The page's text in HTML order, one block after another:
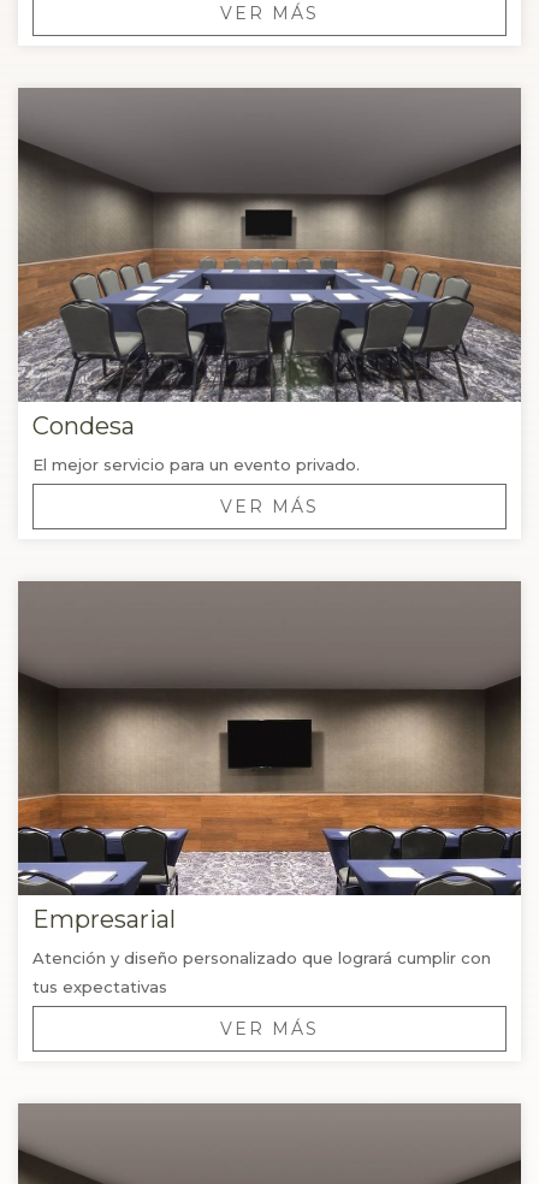
VER MÁS
Condesa
El mejor servicio para un evento privado.
VER MÁS
Empresarial
Atención y diseño personalizado que logrará cumplir con
tus expectativas
VER MÁS